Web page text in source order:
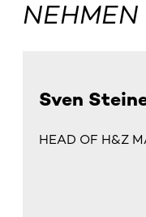
Sven
HEAD OF H&Z